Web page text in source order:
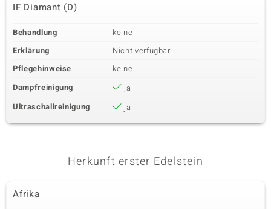
IF Diamant (D)
Behandlung
keine
Erklärung
Nicht verfügbar
Pflegehinweise
keine
Dampfreinigung
ja
Ultraschallreinigung
ja
Herkunft erster Edelstein
Afrika